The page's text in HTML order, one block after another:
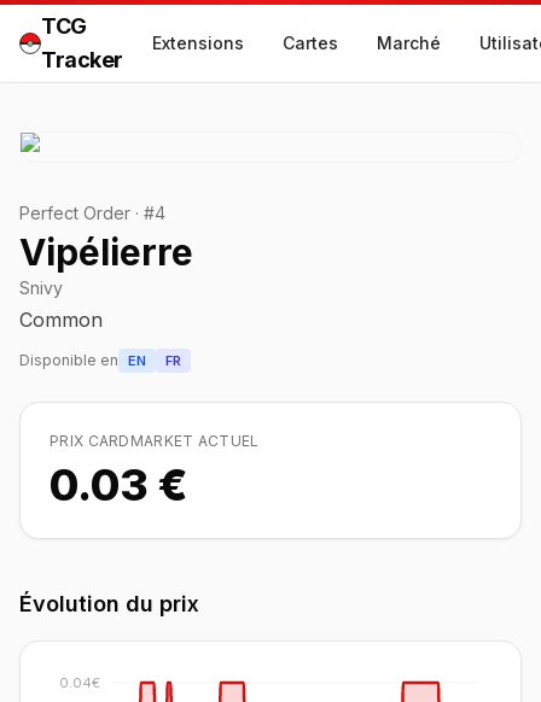
TCG
Tracker
Extensions Cartes Marché
Perfect Order · #4
Vipélierre
Snivy
Common
Disponible en EN FR
PRIX CARDMARKET ACTUEL
0.03 €
Évolution du prix
0.04€